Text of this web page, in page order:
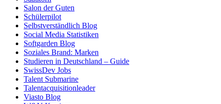
Salon der Guten
Schülerpilot
Selbstverständlich Blog
Social Media Statistiken
Softgarden Blog
Soziales Brand: Marken
Studieren in Deutschland – Guide
SwissDev Jobs
Talent Submarine
Talentacquisitionleader
Viasto Blog